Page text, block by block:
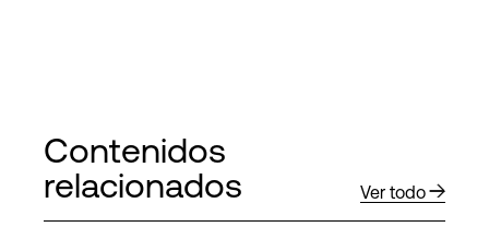
Contenidos
relacionados
Ver todo